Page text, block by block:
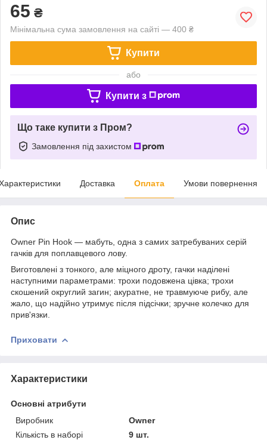
65 ₴
Мінімальна сума замовлення на сайті — 400 ₴
Купити
або
Купити з
Що таке купити з Пром?
Замовлення під захистом
Доставка Оплата Умови повернення
Опис
Owner Pin Hook — мабуть, одна з самих затребуваних серій
гачків для поплавцевого лову.
Виготовлені з тонкого, але міцного дроту, гачки наділені
наступними параметрами: трохи подовжена цівка; трохи
скошений округлий загин; акуратне, не травмуюче рибу, але
жало, що надійно утримує після підсічки; зручне колечко для
прив'язки.
Приховати
Характеристики
Основні атрибути
Виробник
Owner
Кількість в наборі
9 шт.